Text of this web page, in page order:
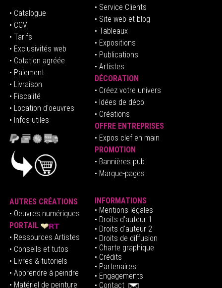
• Catalogue
• CGV
• Tarifs
• Exclusivités web
• Cotation agréée
• Paiement
• Livraison
• Fiscalité
• Location d'oeuvres
• Infos utiles
• Service Clients
• Site web et blog
• Tableaux
• Expositions
• Publications
• Artistes
DÉCORATION
• Créez votre univers
• Idées de déco
• Créations
OFFRE ENTREPRISES
• Expos clef en main
PROMOTION
• Bannières pub
• Marque-pages
AUTRES CRÉATIONS
• Oeuvres numériques
PORTAIL
• Ressources Artistes
• Conseils et tutos
• Livres & tutoriels
• Apprendre à peindre
• Matériel de peinture
INFORMATIONS
• Mentions légales
• Droits d'auteur1
• Droits d'auteur 2
• Droits de diffusion
• Charte graphique
• Crédits
• Partenaires
• Engagements
• Contact